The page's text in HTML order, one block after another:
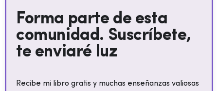
Forma parte de esta
comunidad. Suscríbete,
te enviaré luz
Recibe mi libro gratis y muchas enseñanzas valiosas